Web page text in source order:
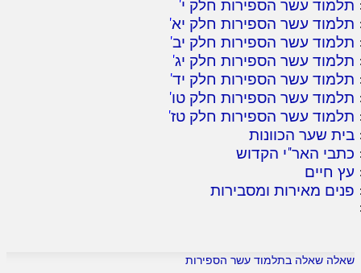
תלמוד עשר הספירות חלק י'
תלמוד עשר הספירות חלק יא'
תלמוד עשר הספירות חלק יב'
תלמוד עשר הספירות חלק יג'
תלמוד עשר הספירות חלק יד'
תלמוד עשר הספירות חלק טו'
תלמוד עשר הספירות חלק טז'
בית שער הכוונות
כתבי האר"י הקדוש
עץ חיים
פנים מאירות ומסבירות
שאלה שאלה בתלמוד עשר הספירות